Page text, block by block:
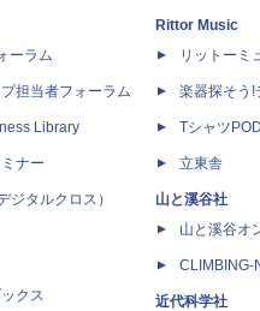
ーラム
担当者フォーラム
Library
ナー
ジタルクロス）
クス
Rittor Music
リットーミ
楽器探そう!
Tシャツ
立東舎
山と溪谷社
山と溪谷オ
CLIMBING-
近代科学社